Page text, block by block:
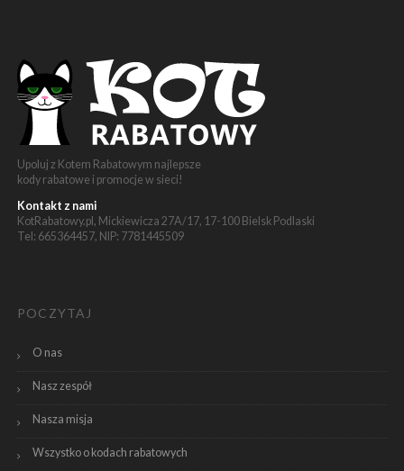
Upoluj z Kotem Rabatowym najlepsze
kody rabatowe i promocje w sieci!
Kontakt z nami
KotRabatowy.pl, Mickiewicza 27A/17, 17-100 Bielsk Podlaski
Tel: 665364457, NIP: 7781445509
POCZYTAJ
O nas
Nasz zespół
Nasza misja
Wszystko o kodach rabatowych